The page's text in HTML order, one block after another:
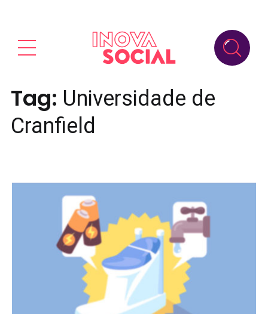
Tag: Universidade de
Cranfield